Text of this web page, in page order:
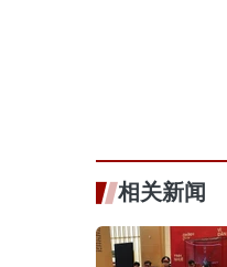
相关新闻